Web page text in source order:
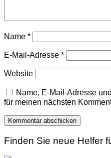
Name *
E-Mail-Adresse *
Website
Name, E-Mail-Adresse
für meinen nächsten
Finden Sie neue Helfer